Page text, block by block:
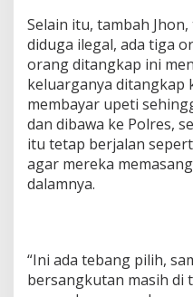
Selain itu, tambah
diduga ilegal, ada tiga
orang ditangkap ini
keluarganya ditangkap
membayar upeti
dan dibawa ke Polres,
itu tetap berjalan
agar mereka
dalamnya.
“Ini ada tebang pilih,
bersangkutan masih di